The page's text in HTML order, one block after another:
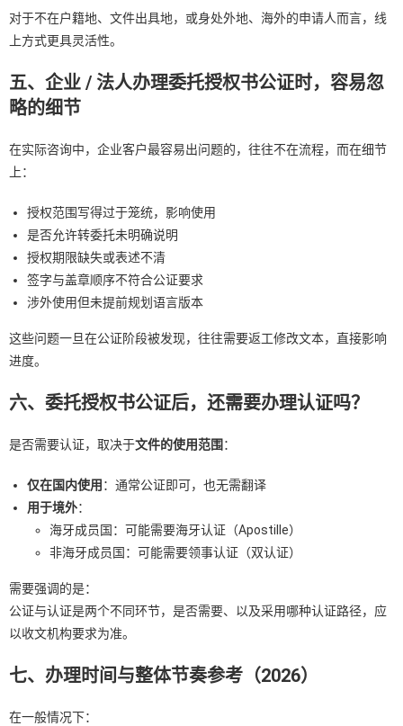
对于不在户籍地、文件出具地，或身处外地、海外的申请人而言，线
上方式更具灵活性。
五、企业 / 法人办理委托授权书公证时，容易忽
略的细节
在实际咨询中，企业客户最容易出问题的，往往不在流程，而在细节
上：
授权范围写得过于笼统，影响使用
是否允许转委托未明确说明
授权期限缺失或表述不清
签字与盖章顺序不符合公证要求
涉外使用但未提前规划语言版本
这些问题一旦在公证阶段被发现，往往需要返工修改文本，直接影响
进度。
六、委托授权书公证后，还需要办理认证吗？
是否需要认证，取决于文件的使用范围 ：
仅在国内使用 ：通常公证即可，也无需翻译
用于境外：
海牙成员国：可能需要海牙认证（Apostille）
非海牙成员国：可能需要领事认证（双认证）
需要强调的是：
公证与认证是两个不同环节，是否需要、以及采用哪种认证路径，应
以收文机构要求为准。
七、办理时间与整体节奏参考（2026）
在一般情况下：